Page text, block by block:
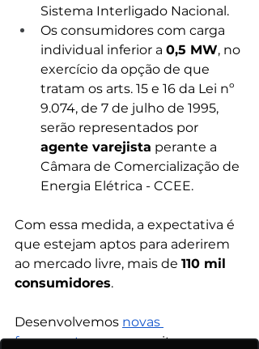
Sistema Interligado Nacional.
Os consumidores com carga
individual inferior a 0,5 MW, no
exercício da opção de que
tratam os arts. 15 e 16 da Lei nº
9.074, de 7 de julho de 1995,
serão representados por
agente varejista perante a
Câmara de Comercialização de
Energia Elétrica - CCEE.
Com essa medida, a expectativa é
que estejam aptos para aderirem
ao mercado livre, mais de 110 mil
consumidores.
Desenvolvemos novas
ferramentas que permitem a